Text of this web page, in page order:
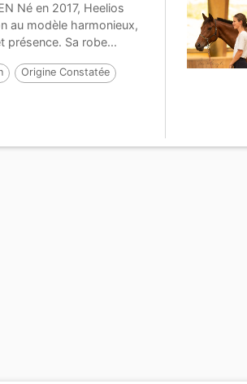
Né en 2017, Heelios
au modèle harmonieux,
présence. Sa robe...
Origine Constatée